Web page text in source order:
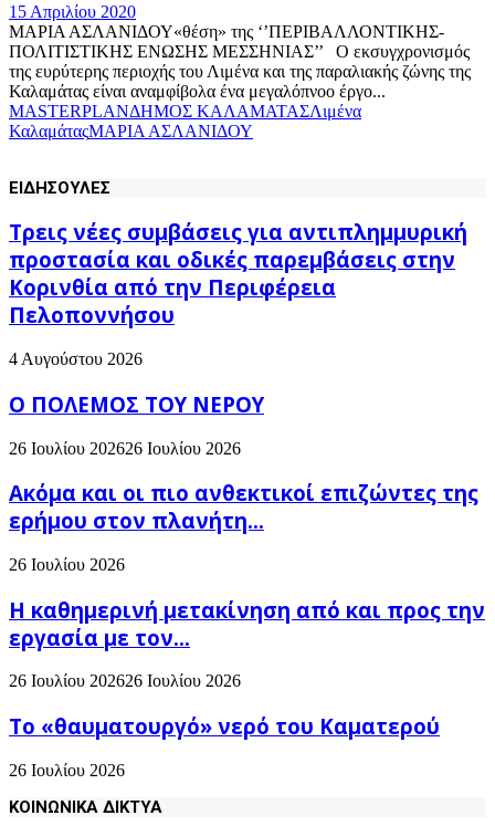
15 Απριλίου 2020
ΜΑΡΙΑ ΑΣΛΑΝΙΔΟΥ«θέση» της ‘’ΠΕΡΙΒΑΛΛΟΝΤΙΚΗΣ-
ΠΟΛΙΤΙΣΤΙΚΗΣ ΕΝΩΣΗΣ ΜΕΣΣΗΝΙΑΣ’’ Ο εκσυγχρονισμός
της ευρύτερης περιοχής του Λιμένα και της παραλιακής ζώνης της
Καλαμάτας είναι αναμφίβολα ένα μεγαλόπνοο έργο...
MASTERPLANΔΗΜΟΣ ΚΑΛΑΜΑΤΑΣΛιμένα
ΚαλαμάταςΜΑΡΙΑ ΑΣΛΑΝΙΔΟΥ
ΕΙΔΗΣΟΥΛΕΣ
Τρεις νέες συμβάσεις για αντιπλημμυρική
προστασία και οδικές παρεμβάσεις στην
Κορινθία από την Περιφέρεια
Πελοποννήσου
4 Αυγούστου 2026
Ο ΠΟΛΕΜΟΣ ΤΟΥ ΝΕΡΟΥ
26 Ιουλίου 202626 Ιουλίου 2026
Ακόμα και οι πιο ανθεκτικοί επιζώντες της
ερήμου στον πλανήτη...
26 Ιουλίου 2026
H καθημερινή μετακίνηση από και προς την
εργασία με τον...
26 Ιουλίου 202626 Ιουλίου 2026
Το «θαυματουργό» νερό του Καματερού
26 Ιουλίου 2026
ΚΟΙΝΩΝΙΚΑ ΔΙΚΤΥΑ